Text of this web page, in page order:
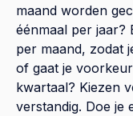
maand worden
éénmaal per jaar?
per maand, zodat
of gaat je
kwartaal? Kiezen
verstandig. Doe je